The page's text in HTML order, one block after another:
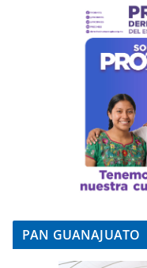
PAN GUANAJUATO